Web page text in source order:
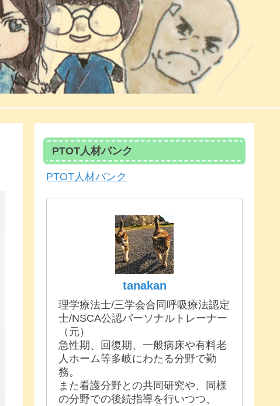
PTOT人材バンク
PTOT人材バンク
tanakan
理学療法士/三学会合同呼吸療法認定
士/NSCA公認パーソナルトレーナー
（元）
急性期、回復期、一般病床や有料老
人ホーム等多岐にわたる分野で勤
務。
また看護分野との共同研究や、同様
の分野での後続指導を行いつつ、